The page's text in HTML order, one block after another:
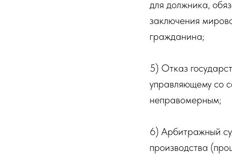
для должника,
заключения
гражданина;
5) Отказ
управляющему со
неправомерным;
6) Арбитражный
производства